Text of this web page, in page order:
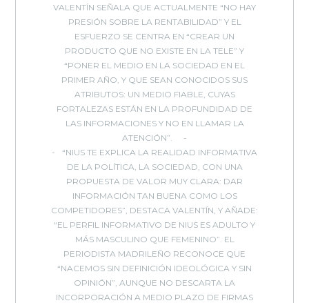
VALENTÍN SEÑALA QUE ACTUALMENTE “NO HAY
PRESIÓN SOBRE LA RENTABILIDAD” Y EL
ESFUERZO SE CENTRA EN “CREAR UN
PRODUCTO QUE NO EXISTE EN LA TELE” Y
“PONER EL MEDIO EN LA SOCIEDAD EN EL
PRIMER AÑO, Y QUE SEAN CONOCIDOS SUS
ATRIBUTOS: UN MEDIO FIABLE, CUYAS
FORTALEZAS ESTÁN EN LA PROFUNDIDAD DE
LAS INFORMACIONES Y NO EN LLAMAR LA
ATENCIÓN”.
“NIUS TE EXPLICA LA REALIDAD INFORMATIVA
DE LA POLÍTICA, LA SOCIEDAD, CON UNA
PROPUESTA DE VALOR MUY CLARA: DAR
INFORMACIÓN TAN BUENA COMO LOS
COMPETIDORES”, DESTACA VALENTÍN, Y AÑADE:
“EL PERFIL INFORMATIVO DE NIUS ES ADULTO Y
MÁS MASCULINO QUE FEMENINO”. EL
PERIODISTA MADRILEÑO RECONOCE QUE
“NACEMOS SIN DEFINICIÓN IDEOLÓGICA Y SIN
OPINIÓN”, AUNQUE NO DESCARTA LA
INCORPORACIÓN A MEDIO PLAZO DE FIRMAS